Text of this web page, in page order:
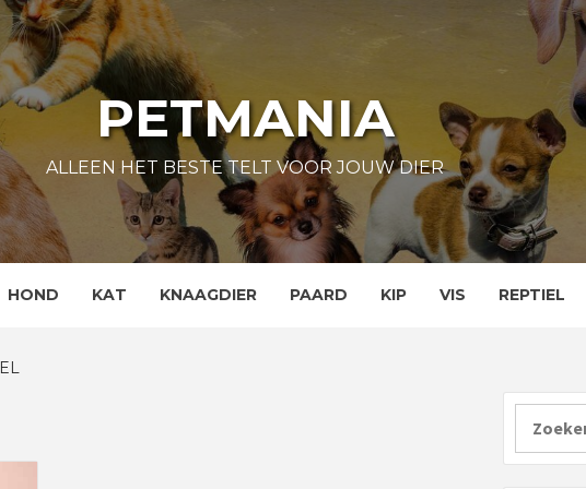
PETMANIA
ALLEEN HET BESTE TELT VOOR JOUW DIER
HOND KAT KNAAGDIER PAARD KIP VIS REPTIEL